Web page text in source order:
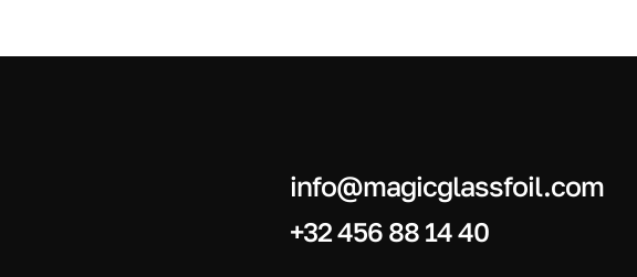
info@magicglassfoil.com
+32 456 88 14 40